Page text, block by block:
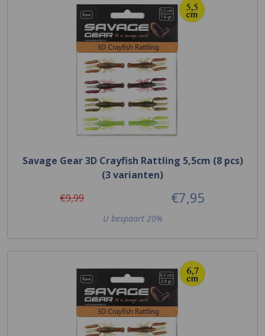
Savage Gear 3D Crayfish Rattling 5,5cm (8 pcs)
(3 varianten)
€9,99
€7,95
U bespaart 20%